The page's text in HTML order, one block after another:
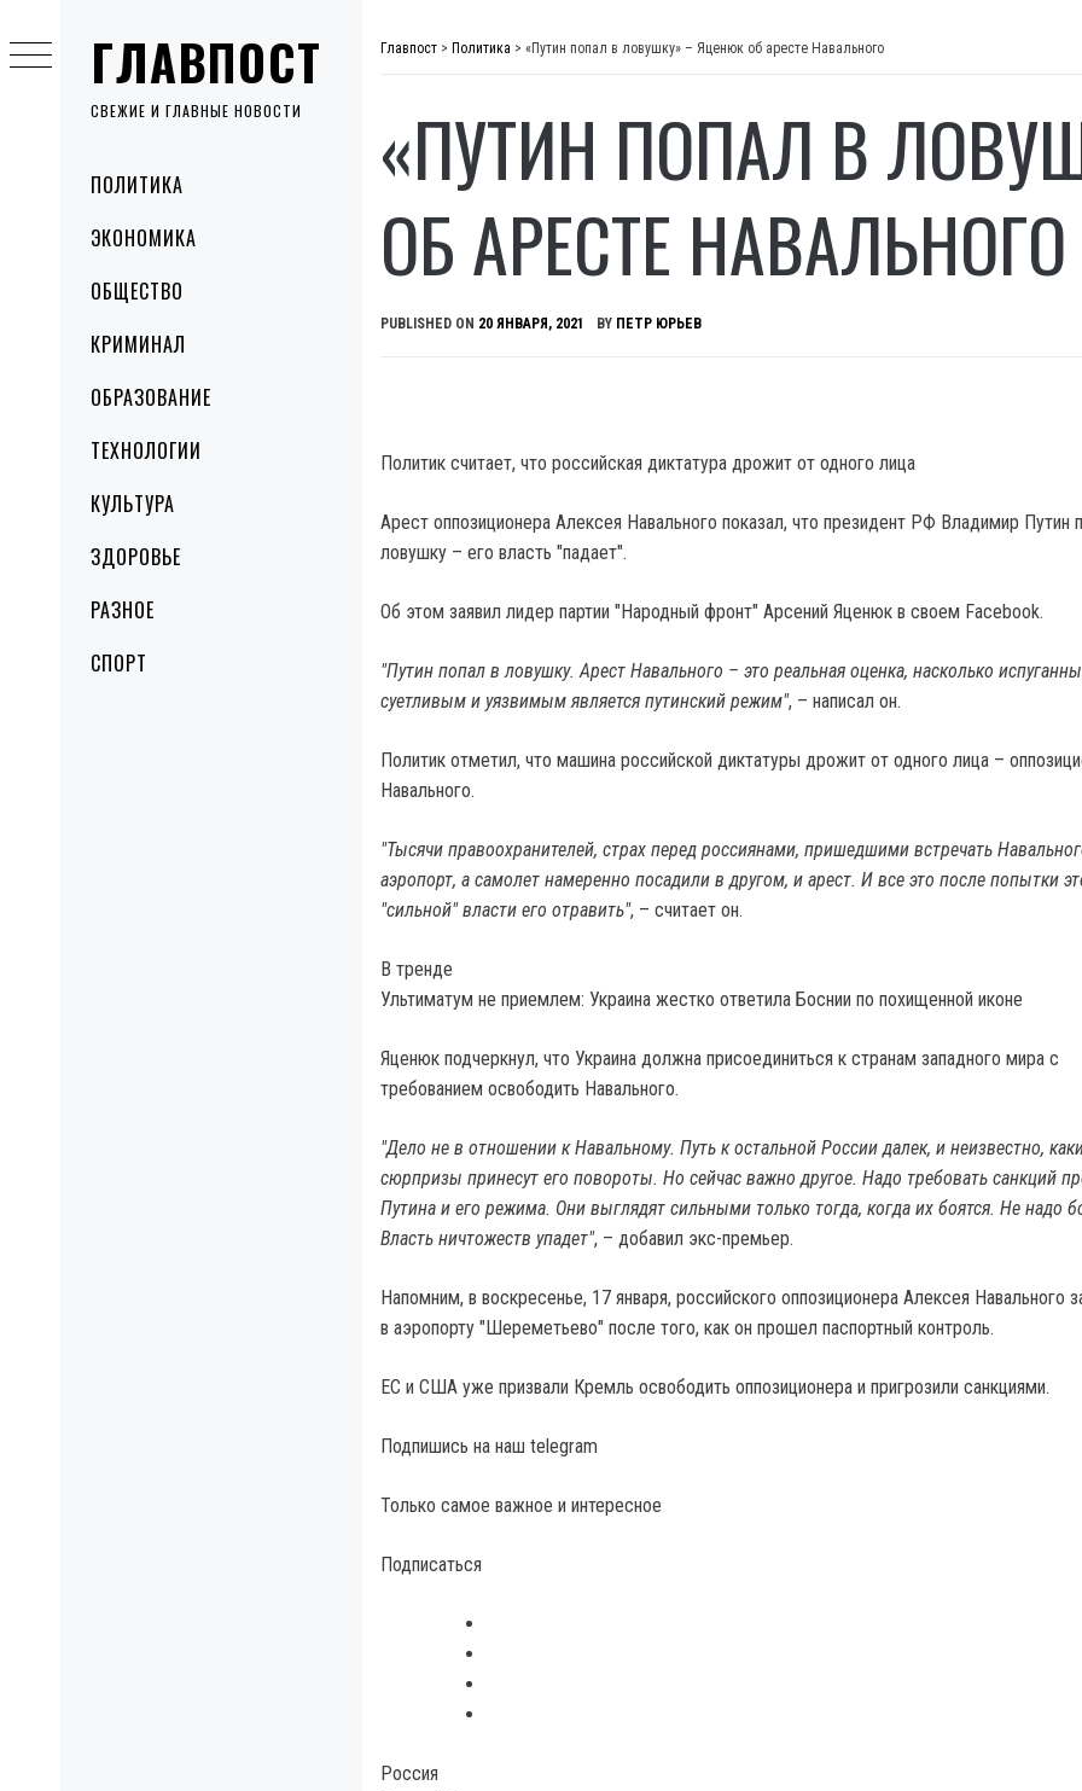
ГЛАВПОСТ
СВЕЖИЕ И ГЛАВНЫЕ НОВОСТИ
MenuПОЛИТИКА
ЭКОНОМИКА
ОБЩЕСТВО
КРИМИНАЛ
ОБРАЗОВАНИЕ
ТЕХНОЛОГИИ
КУЛЬТУРА
ЗДОРОВЬЕ
РАЗНОЕ
СПОРТ
to
content
Главпост > Политика > «Путин попал в ловушку» – Яценюк об аресте Навального
«ПУТИН ПОПАЛ В
ОБ АРЕСТЕ НАВАЛЬНОГО
PUBLISHED ON 20 ЯНВАРЯ, 2021 BY ПЕТР ЮРЬЕВ
Политик считает, что российская диктатура дрожит от одного лица
Арест оппозиционера Алексея Навального показал, что президент РФ Владимир Путин
ловушку – его власть "падает".
Об этом заявил лидер партии "Народный фронт" Арсений Яценюк в своем Facebook.
"Путин попал в ловушку. Арест Навального – это реальная оценка, насколько
суетливым и уязвимым является путинский режим", – написал он.
Политик отметил, что машина российской диктатуры дрожит от одного лица –
Навального.
"Тысячи правоохранителей, страх перед россиянами, пришедшими встречать
аэропорт, а самолет намеренно посадили в другом, и арест. И все это после попытки
"сильной" власти его отравить", – считает он.
В тренде
Ультиматум не приемлем: Украина жестко ответила Боснии по похищенной иконе
Яценюк подчеркнул, что Украина должна присоединиться к странам западного мира с
требованием освободить Навального.
"Дело не в отношении к Навальному. Путь к остальной России далек, и неизвестно,
сюрпризы принесут его повороты. Но сейчас важно другое. Надо требовать санкций
Путина и его режима. Они выглядят сильными только тогда, когда их боятся. Не надо
Власть ничтожеств упадет", – добавил экс-премьер.
Напомним, в воскресенье, 17 января, российского оппозиционера Алексея Навального
в аэропорту "Шереметьево" после того, как он прошел паспортный контроль.
ЕС и США уже призвали Кремль освободить оппозиционера и пригрозили санкциями.
Подпишись на наш telegram
Только самое важное и интересное
Подписаться
Россия